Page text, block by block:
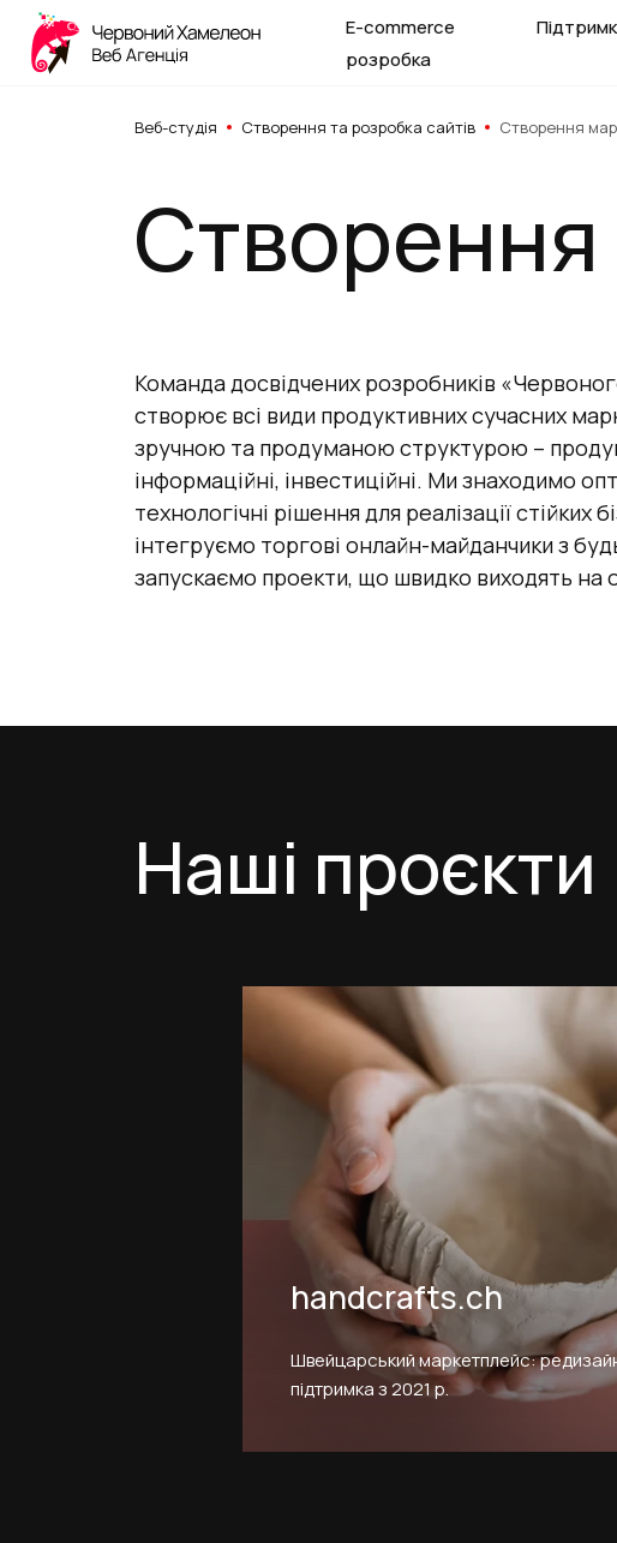
E-commerce
розробка
Веб-студія Створення та розробка сайтів Створення
Команда досвідчених розробників
створює всі види продуктивних сучасних
зручною та продуманою структурою –
інформаційні, інвестиційні. Ми знаходимо
технологічні рішення для реалізації стійких
інтегруємо торгові онлайн-майданчики з
запускаємо проекти, що швидко виходять на
Наші проєкти
handcrafts.ch
Швейцарський маркетплейс:
підтримка з 2021 р.